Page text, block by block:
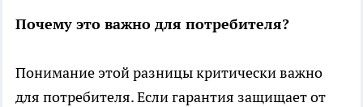
Почему это важно для потребителя?
Понимание этой разницы критически важно
для потребителя. Если гарантия защищает от